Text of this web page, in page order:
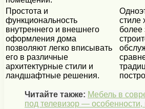
Простота и
функциональность
внутреннего и внешнего
оформления дома
позволяют легко вписывать
его в различные
архитектурные стили и
ландшафтные решения.
стиле
более
Читайте также: Мебель в
под телевизор —